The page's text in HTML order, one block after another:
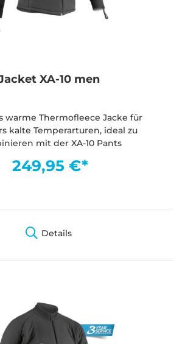
XA-10 men
warme Thermofleece Jacke für
kalte Temperarturen, ideal zu
mit der XA-10 Pants
249,95 €*
Details